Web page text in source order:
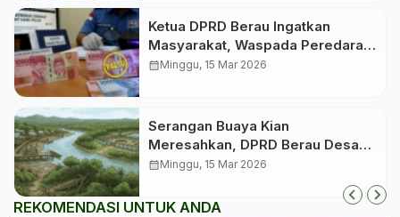
Ketua DPRD Berau Ingatkan
Masyarakat, Waspada Peredaran
Uang Palsu Jelang Lebaran
calendar_monthMinggu, 15 Mar 2026
Serangan Buaya Kian
Meresahkan, DPRD Berau Desak
Pemerintah Segera Bangun
calendar_monthMinggu, 15 Mar 2026
REKOMENDASI UNTUK ANDA